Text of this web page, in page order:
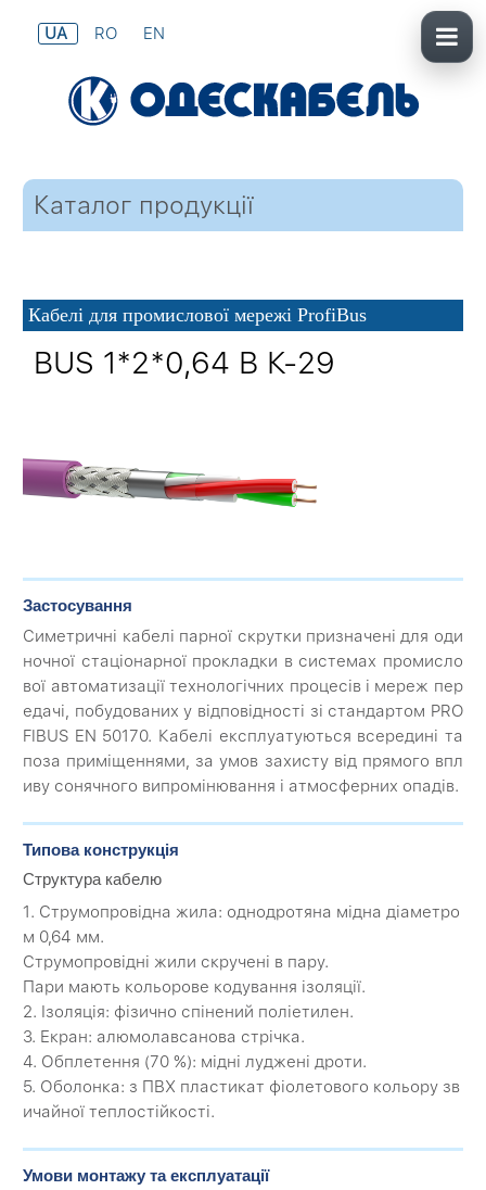
UA RO EN
Каталог продукції
Кабелі для промислової мережі ProfiBus
BUS 1*2*0,64 В К-29
Застосування
Симетричні кабелі парної скрутки призначені для оди
ночної стаціонарної прокладки в системах промисло
вої автоматизації технологічних процесів і мереж пер
едачі, побудованих у відповідності зі стандартом PRO
FIBUS EN 50170. Кабелі експлуатуються всередині та
поза приміщеннями, за умов захисту від прямого впл
иву сонячного випромінювання і атмосферних опадів.
Типова конструкція
Структура кабелю
1. Струмопровідна жила: однодротяна мідна діаметро
м 0,64 мм.
Струмопровідні жили скручені в пару.
Пари мають кольорове кодування ізоляції.
2. Ізоляція: фізично спінений поліетилен.
3. Екран: алюмолавсанова стрічка.
4. Обплетення (70 %): мідні луджені дроти.
5. Оболонка: з ПВХ пластикат фіолетового кольору зв
ичайної теплостійкості.
Умови монтажу та експлуатації